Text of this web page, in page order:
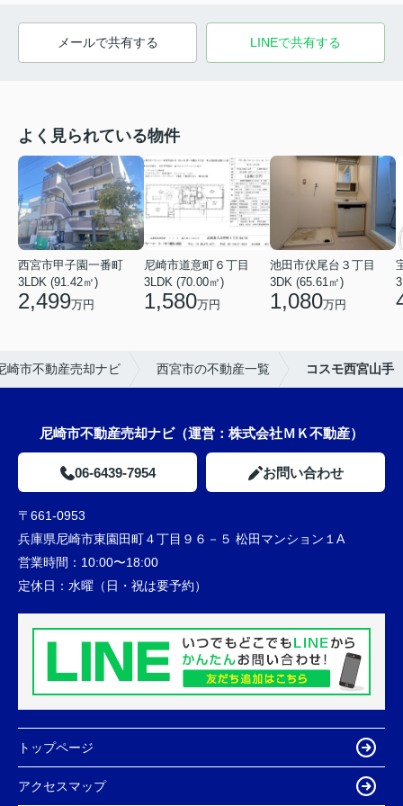
メールで共有する LINEで共有する
よく見られている物件
西宮市甲子園一番町
3LDK (91.42㎡)
2,499万円
尼崎市道意町６丁目
3LDK (70.00㎡)
1,580万円
池田市伏尾台３丁目
3DK (65.61㎡)
1,080万円
崎市不動産売却ナビ 西宮市の不動産一覧 コスモ西宮山手
尼崎市不動産売却ナビ（運営：株式会社ＭＫ不動産）
06-6439-7954 お問い合わせ
〒661-0953
兵庫県尼崎市東園田町４丁目９６－５ 松田マンション１A
営業時間： 10:00〜18:00
定休日： 水曜（日・祝は要予約）
トップページ
アクセスマップ